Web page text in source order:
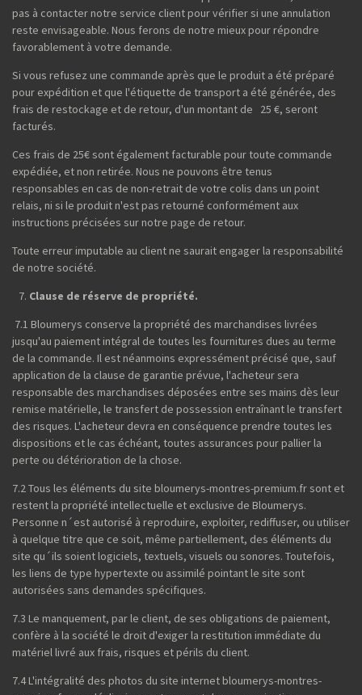
pas à contacter notre service client pour vérifier si une annulation
reste envisageable. Nous ferons de notre mieux pour répondre
favorablement à votre demande.
Si vous refusez une commande après que le produit a été préparé
pour expédition et que l'étiquette de transport a été générée, des
frais de restockage et de retour, d'un montant de 25 €, seront
facturés.
Ces frais de 25€ sont également facturable pour toute commande
expédiée, et non retirée. Nous ne pouvons être tenus
responsables en cas de non-retrait de votre colis dans un point
relais, ni si le produit n'est pas retourné conformément aux
instructions précisées sur notre page de retour.
Toute erreur imputable au client ne saurait engager la responsabilité
de notre société.
Clause de réserve de propriété.
7.1 Bloumerys conserve la propriété des marchandises livrées
jusqu'au paiement intégral de toutes les fournitures dues au terme
de la commande. Il est néanmoins expressément précisé que, sauf
application de la clause de garantie prévue, l'acheteur sera
responsable des marchandises déposées entre ses mains dès leur
remise matérielle, le transfert de possession entraînant le transfert
des risques. L'acheteur devra en conséquence prendre toutes les
dispositions et le cas échéant, toutes assurances pour pallier la
perte ou détérioration de la chose.
7.2 Tous les éléments du site bloumerys-montres-premium.fr sont et
restent la propriété intellectuelle et exclusive de Bloumerys.
Personne n´est autorisé à reproduire, exploiter, rediffuser, ou utiliser
à quelque titre que ce soit, même partiellement, des éléments du
site qu´ils soient logiciels, textuels, visuels ou sonores. Toutefois,
les liens de type hypertexte ou assimilé pointant le site sont
autorisées sans demandes spécifiques.
7.3 Le manquement, par le client, de ses obligations de paiement,
confère à la société le droit d'exiger la restitution immédiate du
matériel livré aux frais, risques et périls du client.
7.4 L'intégralité des photos du site internet bloumerys-montres-